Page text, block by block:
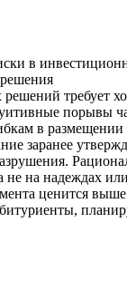
в
требует
порывы
в размещении
заранее
не на надеждах
ценится